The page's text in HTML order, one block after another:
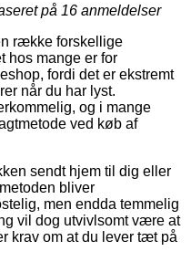
på 16 anmeldelser
række forskellige
hos mange er for
fordi det er ekstremt
når du har lyst.
og i mange
ved køb af
sendt hjem til dig eller
bliver
men endda temmelig
vil dog utvivlsomt være at
krav om at du lever tæt på